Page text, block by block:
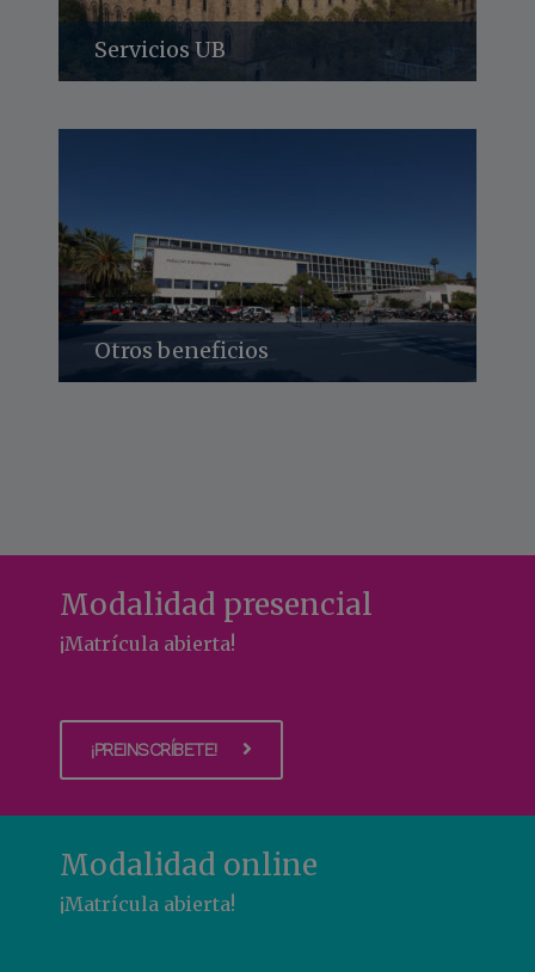
Servicios UB
pertenecer a la Universitat de Barcelona
Otros beneficios
Modalidad presencial
¡Matrícula abierta!
¡PREINSCRÍBETE!
Modalidad online
¡Matrícula abierta!